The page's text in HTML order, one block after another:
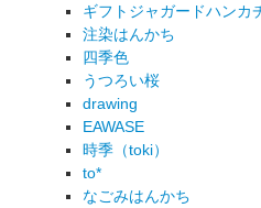
ギフトジャガードハンカ
注染はんかち
四季色
うつろい桜
drawing
EAWASE
時季（toki）
to*
なごみはんかち